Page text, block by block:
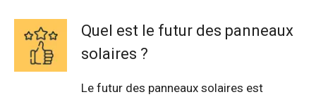
Quel est le futur des panneaux
solaires ?
Le futur des panneaux solaires est